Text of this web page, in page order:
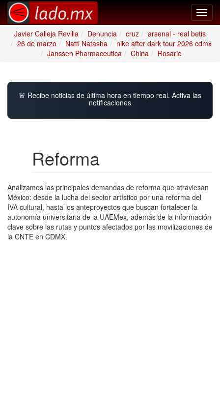
Javier Calleja Revilla
Denuncia cruz
arsenal - real betis
26 de marzo
Natti Natasha
nike after dark tour 2026 cdmx
Janssen Pharmaceutica
China Rosario
🚨 Recibe noticias de última hora en tiempo real. Activa las
notificaciones
Reforma
Analizamos las principales demandas de reforma que atraviesan
México: desde la lucha del sector artístico por una reforma del
IVA cultural, hasta los anteproyectos que buscan fortalecer la
autonomía universitaria de la UAEMex, además de la información
clave sobre las rutas y puntos afectados por las movilizaciones de
la CNTE en CDMX.